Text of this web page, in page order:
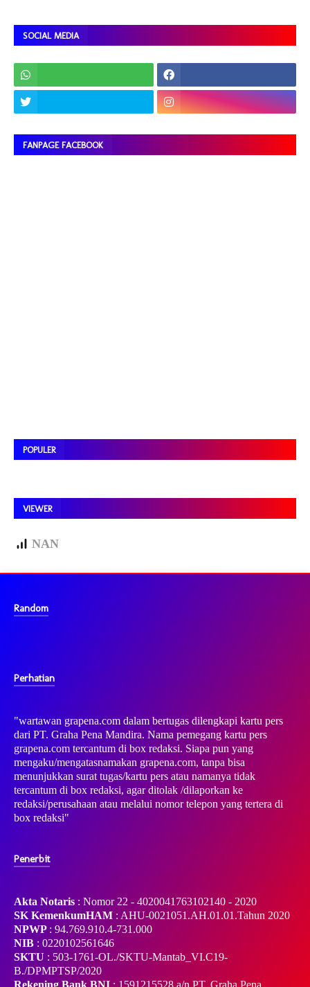
SOCIAL MEDIA
FANPAGE FACEBOOK
POPULER
VIEWER
NAN
Random
Perhatian
"wartawan grapena.com dalam bertugas dilengkapi kartu pers
dari PT. Graha Pena Mandira. Nama pemegang kartu pers
grapena.com tercantum di box redaksi. Siapa pun yang
mengaku/mengatasnamakan grapena.com, tanpa bisa
menunjukkan surat tugas/kartu pers atau namanya tidak
tercantum di box redaksi, agar ditolak /dilaporkan ke
redaksi/perusahaan atau melalui nomor telepon yang tertera di
box redaksi"
Penerbit
Akta Notaris : Nomor 22 - 4020041763102140 - 2020
SK KemenkumHAM : AHU-0021051.AH.01.01.Tahun 2020
NPWP : 94.769.910.4-731.000
NIB : 0220102561646
SKTU : 503-1761-OL./SKTU-Mantab_VI.C19-
B./DPMPTSP/2020